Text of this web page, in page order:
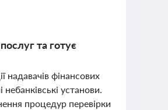
та готує
надавачів фінансових
установи.
процедур перевірки